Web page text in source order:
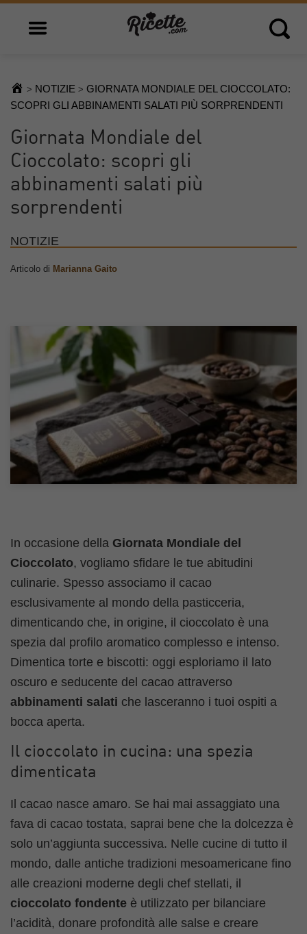
Open main menu Open
> NOTIZIE > GIORNATA MONDIALE DEL CIOCCOLATO:
SCOPRI GLI ABBINAMENTI SALATI PIÙ SORPRENDENTI
Giornata Mondiale del
Cioccolato: scopri gli
abbinamenti salati più
sorprendenti
NOTIZIE
Articolo di Marianna Gaito
In occasione della Giornata Mondiale del
Cioccolato, vogliamo sfidare le tue abitudini
culinarie. Spesso associamo il cacao
esclusivamente al mondo della pasticceria,
dimenticando che, in origine, il cioccolato è una
spezia dal profilo aromatico complesso e intenso.
Dimentica torte e biscotti: oggi esploriamo il lato
oscuro e seducente del cacao attraverso
abbinamenti salati che lasceranno i tuoi ospiti a
bocca aperta.
Il cioccolato in cucina: una spezia
dimenticata
Il cacao nasce amaro. Se hai mai assaggiato una
fava di cacao tostata, saprai bene che la dolcezza è
solo un’aggiunta successiva. Nelle cucine di tutto il
mondo, dalle antiche tradizioni mesoamericane fino
alle creazioni moderne degli chef stellati, il
cioccolato fondente è utilizzato per bilanciare
l’acidità, donare profondità alle salse e creare